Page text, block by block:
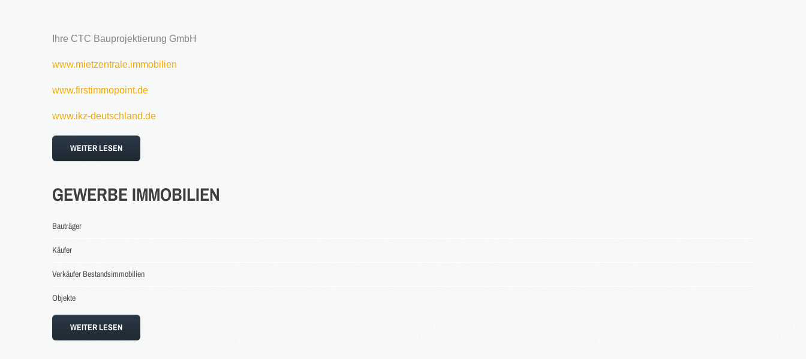
Ihre CTC Bauprojektierung GmbH
www.mietzentrale.immobilien
www.firstimmopoint.de
www.ikz-deutschland.de
WEITER LESEN
GEWERBE IMMOBILIEN
Bauträger
Käufer
Verkäufer Bestandsimmobilien
Objekte
WEITER LESEN